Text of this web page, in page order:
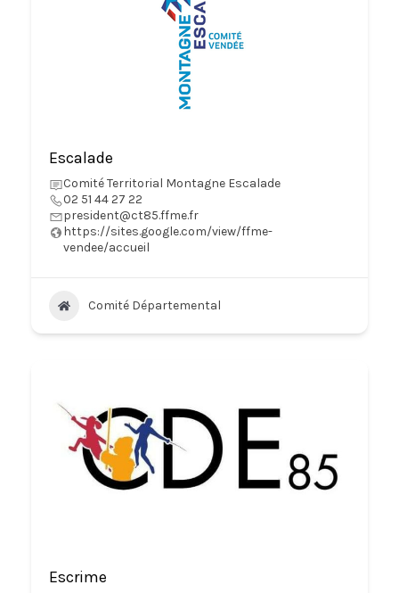
Escalade
Comité Territorial Montagne Escalade
02 51 44 27 22
president@ct85.ffme.fr
https://sites.google.com/view/ffme-
vendee/accueil
Comité Départemental
Escrime